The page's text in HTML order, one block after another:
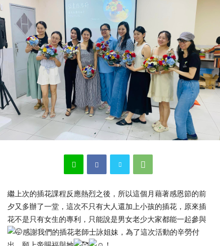
繼上次的插花課程反應熱烈之後，所以這個月藉著感恩節的前
夕又多辦了一堂，這次不只有大人還加上小孩的插花，原來插
花不是只有女生的專利，只能說是男女老少大家都能一起參與
感謝我們的插花老師士詠姐妹，為了這次活動的辛勞付